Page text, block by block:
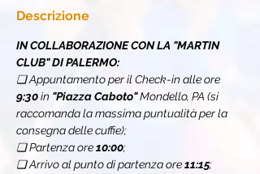
Descrizione
IN COLLABORAZIONE CON LA "MARTIN
CLUB" DI PALERMO:
❏ Appuntamento per il Check-in alle ore
9:30 in "Piazza Caboto" Mondello, PA (si
raccomanda la massima puntualità per la
consegna delle cuffie);
❏ Partenza ore 10:00;
❏ Arrivo al punto di partenza ore 11:15;